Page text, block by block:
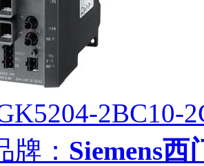
2BC10-
牌： Siemens西